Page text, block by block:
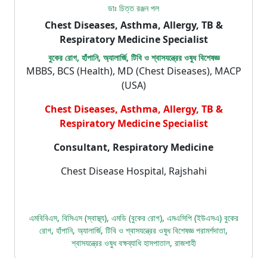
ডাঃ চিত্ত রঞ্জন পল
Chest Diseases, Asthma, Allergy, TB &
Respiratory Medicine Specialist
বুকের রোগ, হাঁপানি, অ্যালার্জি, টিবি ও শ্বাসযন্ত্রের ওষুধ বিশেষজ্ঞ
MBBS, BCS (Health), MD (Chest Diseases), MACP
(USA)
Chest Diseases, Asthma, Allergy, TB &
Respiratory Medicine Specialist
Consultant, Respiratory Medicine
Chest Disease Hospital, Rajshahi
এমবিবিএস, বিসিএস (স্বাস্থ্য), এমডি (বুকের রোগ), এমএসিপি (ইউএসএ) বুকের
রোগ, হাঁপানি, অ্যালার্জি, টিবি ও শ্বাসযন্ত্রের ওষুধ বিশেষজ্ঞ পরামর্শদাতা,
শ্বাসযন্ত্রের ওষুধ বক্ষব্যাধি হাসপাতাল, রাজশাহী